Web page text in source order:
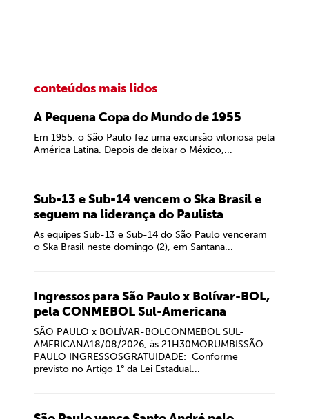
conteúdos mais lidos
A Pequena Copa do Mundo de 1955
Em 1955, o São Paulo fez uma excursão vitoriosa pela
América Latina. Depois de deixar o México,...
Sub-13 e Sub-14 vencem o Ska Brasil e
seguem na liderança do Paulista
As equipes Sub-13 e Sub-14 do São Paulo venceram
o Ska Brasil neste domingo (2), em Santana...
Ingressos para São Paulo x Bolívar-BOL,
pela CONMEBOL Sul-Americana
SÃO PAULO x BOLÍVAR-BOLCONMEBOL SUL-
AMERICANA18/08/2026, às 21H30MORUMBISSÃO
PAULO INGRESSOSGRATUIDADE: Conforme
previsto no Artigo 1° da Lei Estadual...